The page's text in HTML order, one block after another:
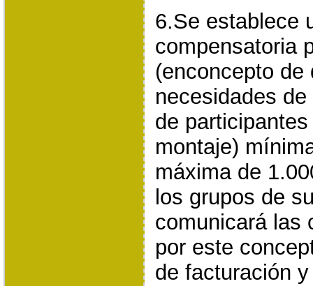
6.Se establece
compensatoria
(enconcepto de
necesidades
de
montaje)
máxima de
los grupos de
comunicará las
por este
de facturación